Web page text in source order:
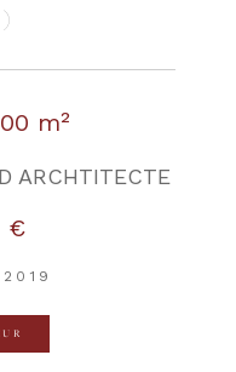
m²
ARCHTITECTE
€